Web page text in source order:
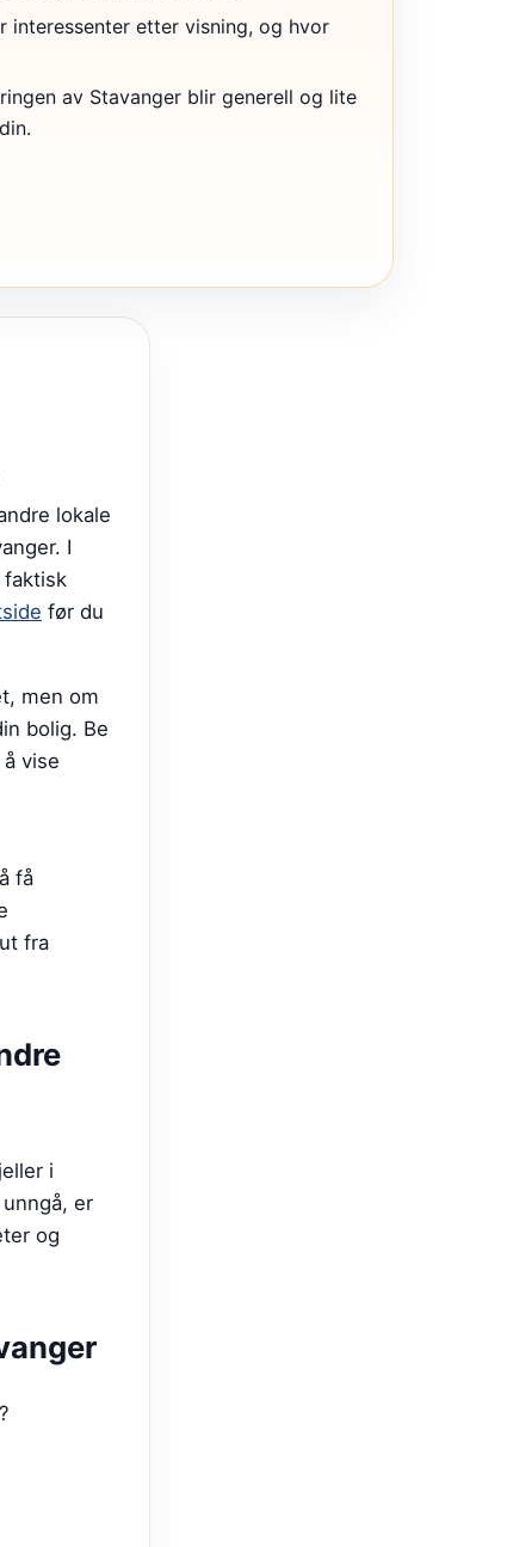
interessenter etter visning, og hvor
av Stavanger blir generell og lite
lokale
I
faktisk
før du
men om
bolig. Be
vise
få
fra
i
er
og